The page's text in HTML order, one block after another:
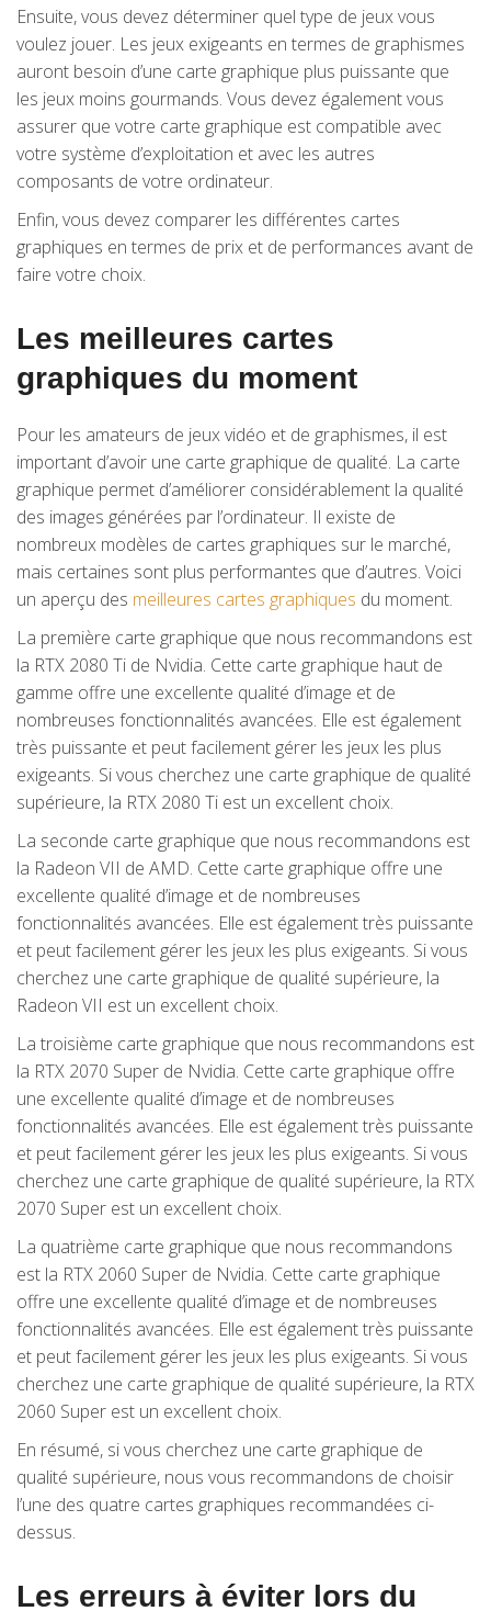
Ensuite, vous devez déterminer quel type de jeux vous
voulez jouer. Les jeux exigeants en termes de graphismes
auront besoin d’une carte graphique plus puissante que
les jeux moins gourmands. Vous devez également vous
assurer que votre carte graphique est compatible avec
votre système d’exploitation et avec les autres
composants de votre ordinateur.
Enfin, vous devez comparer les différentes cartes
graphiques en termes de prix et de performances avant de
faire votre choix.
Les meilleures cartes
graphiques du moment
Pour les amateurs de jeux vidéo et de graphismes, il est
important d’avoir une carte graphique de qualité. La carte
graphique permet d’améliorer considérablement la qualité
des images générées par l’ordinateur. Il existe de
nombreux modèles de cartes graphiques sur le marché,
mais certaines sont plus performantes que d’autres. Voici
un aperçu des meilleures cartes graphiques du moment.
La première carte graphique que nous recommandons est
la RTX 2080 Ti de Nvidia. Cette carte graphique haut de
gamme offre une excellente qualité d’image et de
nombreuses fonctionnalités avancées. Elle est également
très puissante et peut facilement gérer les jeux les plus
exigeants. Si vous cherchez une carte graphique de qualité
supérieure, la RTX 2080 Ti est un excellent choix.
La seconde carte graphique que nous recommandons est
la Radeon VII de AMD. Cette carte graphique offre une
excellente qualité d’image et de nombreuses
fonctionnalités avancées. Elle est également très puissante
et peut facilement gérer les jeux les plus exigeants. Si vous
cherchez une carte graphique de qualité supérieure, la
Radeon VII est un excellent choix.
La troisième carte graphique que nous recommandons est
la RTX 2070 Super de Nvidia. Cette carte graphique offre
une excellente qualité d’image et de nombreuses
fonctionnalités avancées. Elle est également très puissante
et peut facilement gérer les jeux les plus exigeants. Si vous
cherchez une carte graphique de qualité supérieure, la RTX
2070 Super est un excellent choix.
La quatrième carte graphique que nous recommandons
est la RTX 2060 Super de Nvidia. Cette carte graphique
offre une excellente qualité d’image et de nombreuses
fonctionnalités avancées. Elle est également très puissante
et peut facilement gérer les jeux les plus exigeants. Si vous
cherchez une carte graphique de qualité supérieure, la RTX
2060 Super est un excellent choix.
En résumé, si vous cherchez une carte graphique de
qualité supérieure, nous vous recommandons de choisir
l’une des quatre cartes graphiques recommandées ci-
dessus.
Les erreurs à éviter lors du